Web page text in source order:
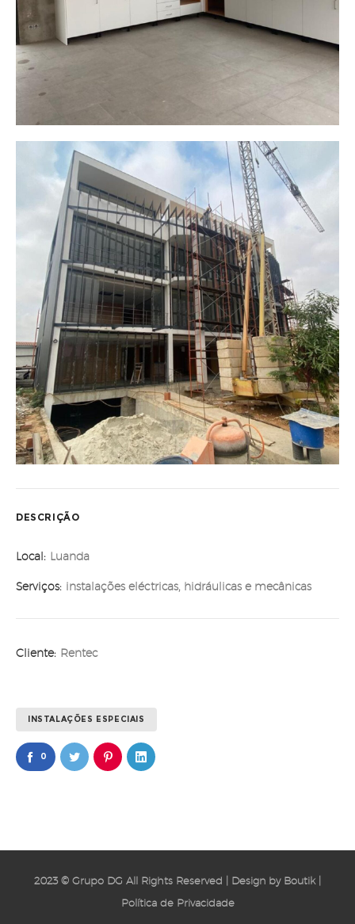
DESCRIÇÃO
Local: Luanda
Serviços: instalações eléctricas, hidráulicas e mecânicas
Cliente: Rentec
INSTALAÇÕES ESPECIAIS
0
2023 © Grupo DG All Rights Reserved | Design by Boutik|
Política de Privacidade